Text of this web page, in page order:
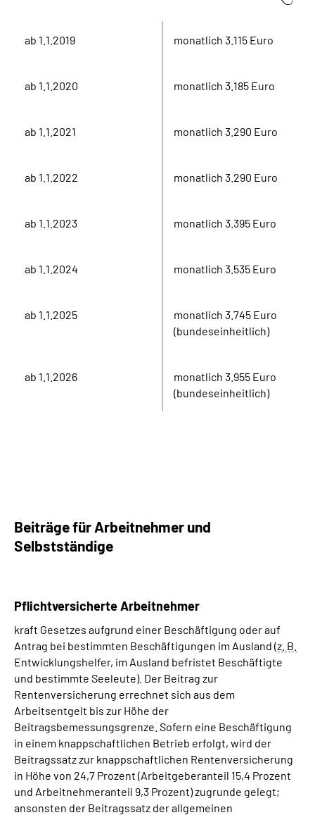
ab 1.1.2019 monatlich 3.115 Euro
ab 1.1.2020 monatlich 3.185 Euro
ab 1.1.2021 monatlich 3.290 Euro
ab 1.1.2022 monatlich 3.290 Euro
ab 1.1.2023 monatlich 3.395 Euro
ab 1.1.2024 monatlich 3.535 Euro
ab 1.1.2025
monatlich 3.745 Euro
(bundeseinheitlich)
ab 1.1.2026
monatlich 3.955 Euro
(bundeseinheitlich)
Beiträge für Arbeitnehmer und
Selbstständige
Pflichtversicherte Arbeitnehmer
kraft Gesetzes aufgrund einer Beschäftigung oder auf
Antrag bei bestimmten Beschäftigungen im Ausland (z. B.
Entwicklungshelfer, im Ausland befristet Beschäftigte
und bestimmte Seeleute). Der Beitrag zur
Rentenversicherung errechnet sich aus dem
Arbeitsentgelt bis zur Höhe der
Beitragsbemessungsgrenze. Sofern eine Beschäftigung
in einem knappschaftlichen Betrieb erfolgt, wird der
Beitragssatz zur knappschaftlichen Rentenversicherung
in Höhe von 24,7 Prozent (Arbeitgeberanteil 15,4 Prozent
und Arbeitnehmeranteil 9,3 Prozent) zugrunde gelegt;
ansonsten der Beitragssatz der allgemeinen